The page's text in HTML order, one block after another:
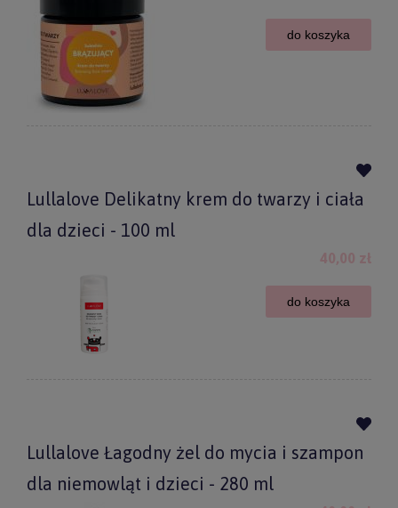
do koszyka
Lullalove Delikatny krem do twarzy i ciała
dla dzieci - 100 ml
40,00 zł
do koszyka
Lullalove Łagodny żel do mycia i szampon
dla niemowląt i dzieci - 280 ml